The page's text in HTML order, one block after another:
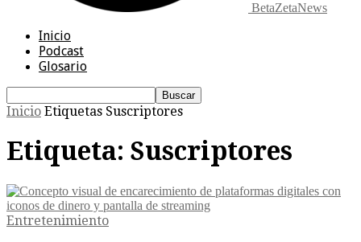
BetaZetaNews
Inicio
Podcast
Glosario
Inicio Etiquetas Suscriptores
Etiqueta: Suscriptores
Entretenimiento